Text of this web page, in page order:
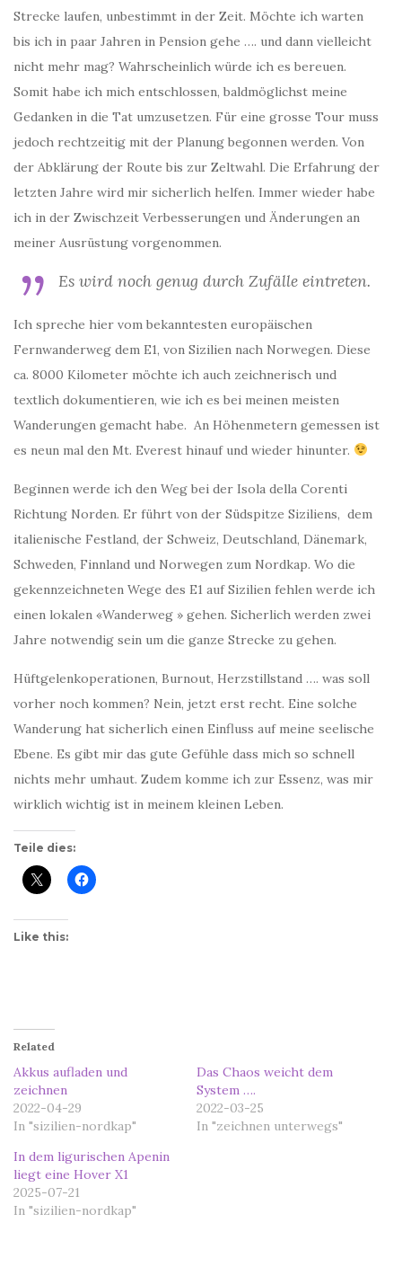
Strecke laufen, unbestimmt in der Zeit. Möchte ich warten
bis ich in paar Jahren in Pension gehe …. und dann vielleicht
nicht mehr mag? Wahrscheinlich würde ich es bereuen.
Somit habe ich mich entschlossen, baldmöglichst meine
Gedanken in die Tat umzusetzen. Für eine grosse Tour muss
jedoch rechtzeitig mit der Planung begonnen werden. Von
der Abklärung der Route bis zur Zeltwahl. Die Erfahrung der
letzten Jahre wird mir sicherlich helfen. Immer wieder habe
ich in der Zwischzeit Verbesserungen und Änderungen an
meiner Ausrüstung vorgenommen.
Es wird noch genug durch Zufälle eintreten.
Ich spreche hier vom bekanntesten europäischen
Fernwanderweg dem E1, von Sizilien nach Norwegen. Diese
ca. 8000 Kilometer möchte ich auch zeichnerisch und
textlich dokumentieren, wie ich es bei meinen meisten
Wanderungen gemacht habe. An Höhenmetern gemessen ist
es neun mal den Mt. Everest hinauf und wieder hinunter.
Beginnen werde ich den Weg bei der Isola della Corenti
Richtung Norden. Er führt von der Südspitze Siziliens, dem
italienische Festland, der Schweiz, Deutschland, Dänemark,
Schweden, Finnland und Norwegen zum Nordkap. Wo die
gekennzeichneten Wege des E1 auf Sizilien fehlen werde ich
einen lokalen «Wanderweg » gehen. Sicherlich werden zwei
Jahre notwendig sein um die ganze Strecke zu gehen.
Hüftgelenkoperationen, Burnout, Herzstillstand …. was soll
vorher noch kommen? Nein, jetzt erst recht. Eine solche
Wanderung hat sicherlich einen Einfluss auf meine seelische
Ebene. Es gibt mir das gute Gefühle dass mich so schnell
nichts mehr umhaut. Zudem komme ich zur Essenz, was mir
wirklich wichtig ist in meinem kleinen Leben.
Teile dies:
Like this:
Related
Akkus aufladen und
zeichnen
2022-04-29
In "sizilien-nordkap"
Das Chaos weicht dem
System ….
2022-03-25
In "zeichnen unterwegs"
In dem ligurischen Apenin
liegt eine Hover X1
2025-07-21
In "sizilien-nordkap"